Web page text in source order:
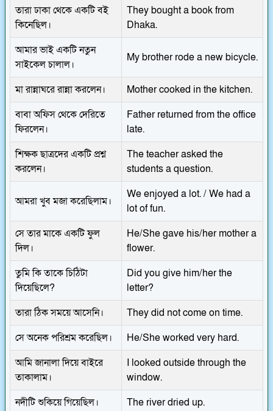
তারা ঢাকা থেকে একটি বই
কিনেছিল।
They bought a book from
Dhaka.
আমার ভাই একটি নতুন
সাইকেল চালাল।
My brother rode a new bicycle.
মা রান্নাঘরে রান্না করলেন।
Mother cooked in the kitchen.
বাবা অফিস থেকে দেরিতে
ফিরলেন।
Father returned from the office
late.
শিক্ষক ছাত্রদের একটি প্রশ্ন
করলেন।
The teacher asked the
students a question.
আমরা খুব মজা করেছিলাম।
We enjoyed a lot. / We had a
lot of fun.
সে তার মাকে একটি ফুল
দিল।
He/She gave his/her mother a
flower.
তুমি কি তাকে চিঠিটা
দিয়েছিলে?
Did you give him/her the
letter?
তারা ঠিক সময়ে আসেনি।
They did not come on time.
সে অনেক পরিশ্রম করেছিল।
He/She worked very hard.
আমি জানালা দিয়ে বাইরে
তাকালাম।
I looked outside through the
window.
নদীটি শুকিয়ে গিয়েছিল।
The river dried up.